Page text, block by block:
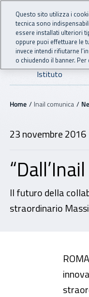
Vai al menu principale
Vai al contenuto principale
INAIL -
Istituto
Navigazione - Ti
Home Inail comunica
23 novembre 2016
Il futuro della
straordinario
Questo sito utilizza i
tecnica sono
essere installati ulteriori
oppure puoi effettuare le
invece intendi rifiutarne
o chiudendo il banner.